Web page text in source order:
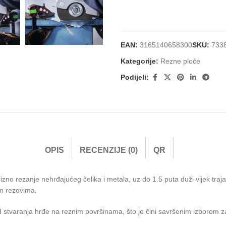
EAN: 3165140658300SKU:
Kategorije: Rezne ploče
Podijeli:
OPIS RECENZIJE (0) QR
rezanje nehrđajućeg čelika i metala, uz do 1.5 puta duži vijek
rezovima.
hrđe na reznim površinama, što je čini savršenim izborom